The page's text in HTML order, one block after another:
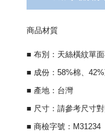
商品材質
■ 布別：天絲橫紋單
■ 成份：58%棉、
■ 產地：台灣
■ 尺寸：請參考尺寸
■ 商檢字號：M31234